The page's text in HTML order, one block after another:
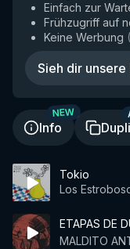
Einfach zur
Frühzugriff auf
Keine Werbung (
Sieh dir unsere
Info
NEW
Tokio
Los
ETAPAS DE
MALDITO